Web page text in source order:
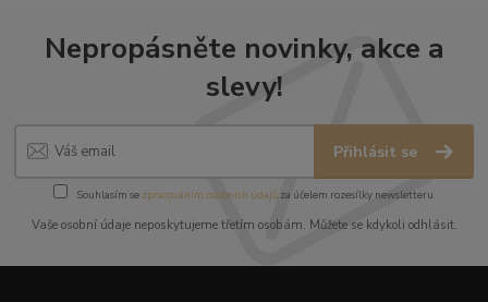
Nepropásněte novinky, akce a
slevy!
Přihlásit se
Souhlasím se zpracováním osobních údajůza účelem rozesílky newsletteru.
Vaše osobní údaje neposkytujeme třetím osobám. Můžete se kdykoli odhlásit.